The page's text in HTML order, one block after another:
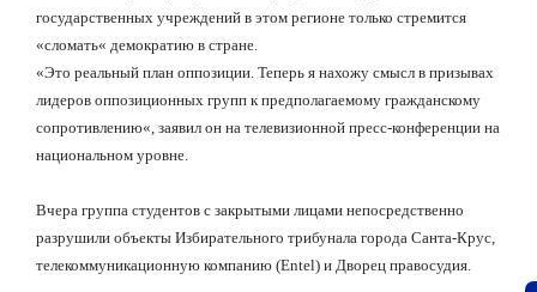
государственных учреждений в этом регионе только стремится
«сломать« демократию в стране.
«Это реальный план оппозиции. Теперь я нахожу смысл в призывах
лидеров оппозиционных групп к предполагаемому гражданскому
сопротивлению« , заявил он на телевизионной пресс-конференции на
национальном уровне.
Вчера группа студентов с закрытыми лицами непосредственно
разрушили объекты Избирательного трибунала города Санта-Крус,
телекоммуникационную компанию (Entel) и Дворец правосудия.